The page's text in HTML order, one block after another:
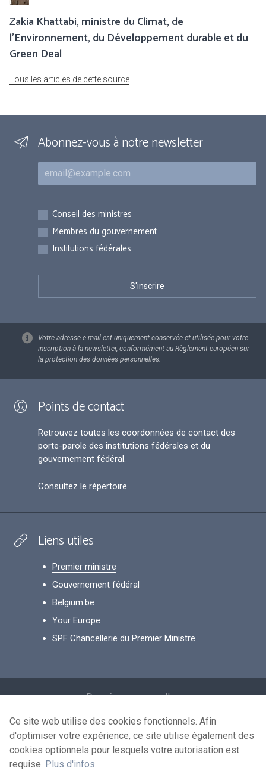
Zakia Khattabi, ministre du Climat, de
l’Environnement, du Développement durable et du
Green Deal
Tous les articles de cette source
Abonnez-vous à notre newsletter
Courriel
Inscriptions
Conseil des ministres
Membres du gouvernement
Institutions fédérales
Votre adresse e-mail est uniquement conservée et utilisée pour votre
inscription à la newsletter, conformément au Règlement européen sur
la protection des données personnelles.
Points de contact
Retrouvez toutes les coordonnées de contact des
porte-parole des institutions fédérales et du
gouvernement fédéral.
Consultez le répertoire
Liens utiles
Premier ministre
Gouvernement fédéral
Belgium.be
Your Europe
SPF Chancellerie du Premier Ministre
Données personnelles
Conditions de réutilisation
Contactez-nous
Ce site web utilise des cookies fonctionnels. Afin
d'optimiser votre expérience, ce site utilise également des
cookies optionnels pour lesquels votre autorisation est
requise. Plus d'infos.